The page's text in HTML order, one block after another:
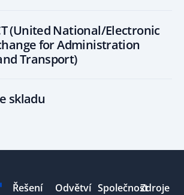
(United National/Electronic
for Administration
Transport)
skladu
Řešení Odvětví SpolečnostZdroje